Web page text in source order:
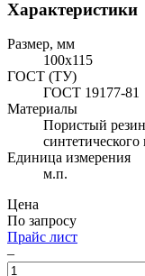
Характеристики
Размер, мм
100х115
ГОСТ (ТУ)
ГОСТ 19177-81
Материалы
Пористый
синтетического
Единица измерения
м.п.
Цена
По запросу
Прайс лист
–